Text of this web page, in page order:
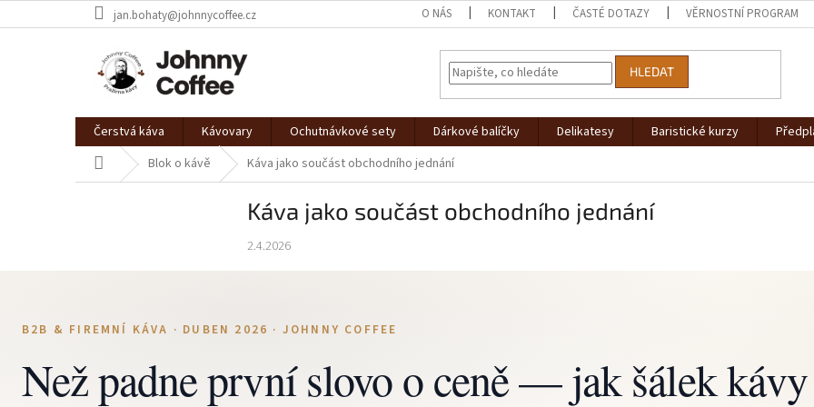
na
jan.bohaty@johnnycoffee.cz O NÁS KONTAKT ČASTÉ DOTAZY VĚRNOSTNÍ PROGRAM
HLEDAT
Čerstvá káva Kávovary Ochutnávkové sety Dárkové balíčky Delikatesy Baristické kurzy
Domů Blok o kávě Káva jako součást obchodního jednání
Káva jako součást obchodního jednání
2.4.2026
B2B & FIREMNÍ KÁVA · DUBEN 2026 · JOHNNY COFFEE
Než padne první slovo o ceně — jak šálek